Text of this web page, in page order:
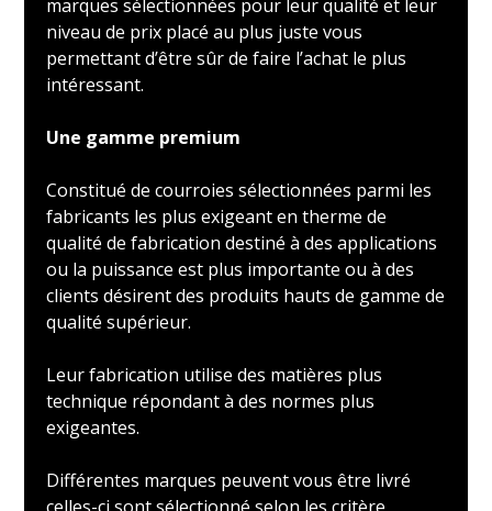
marques sélectionnées pour leur qualité et leur
niveau de prix placé au plus juste vous
permettant d’être sûr de faire l’achat le plus
intéressant.
Une gamme premium
Constitué de courroies sélectionnées parmi les
fabricants les plus exigeant en therme de
qualité de fabrication destiné à des applications
ou la puissance est plus importante ou à des
clients désirent des produits hauts de gamme de
qualité supérieur.
Leur fabrication utilise des matières plus
technique répondant à des normes plus
exigeantes.
Différentes marques peuvent vous être livré